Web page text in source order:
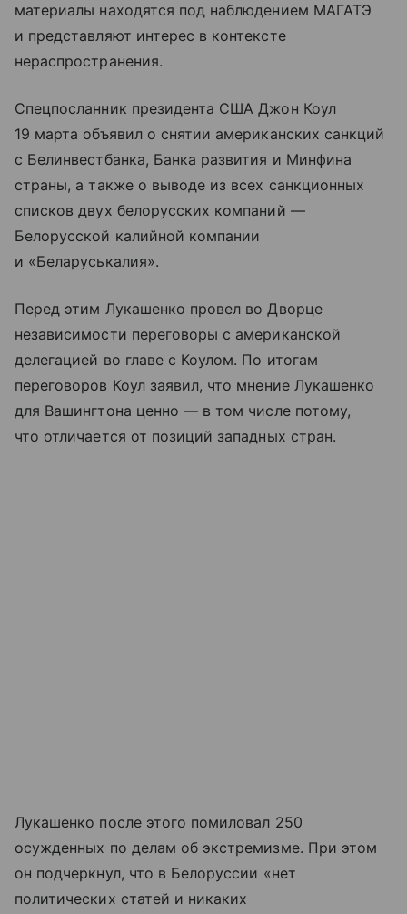
материалы находятся под наблюдением МАГАТЭ
и представляют интерес в контексте
нераспространения.
Спецпосланник президента США Джон Коул
19 марта объявил о снятии американских санкций
с Белинвестбанка, Банка развития и Минфина
страны, а также о выводе из всех санкционных
списков двух белорусских компаний —
Белорусской калийной компании
и «Беларуськалия».
Перед этим Лукашенко провел во Дворце
независимости переговоры с американской
делегацией во главе с Коулом. По итогам
переговоров Коул заявил, что мнение Лукашенко
для Вашингтона ценно — в том числе потому,
что отличается от позиций западных стран.
Лукашенко после этого помиловал 250
осужденных по делам об экстремизме. При этом
он подчеркнул, что в Белоруссии «нет
политических статей и никаких